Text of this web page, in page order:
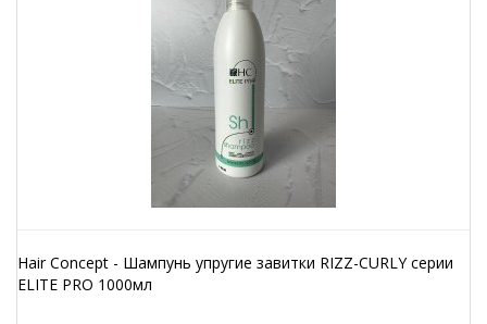
Hair Concept - Шампунь упругие завитки RIZZ-CURLY серии
ELITE PRO 1000мл